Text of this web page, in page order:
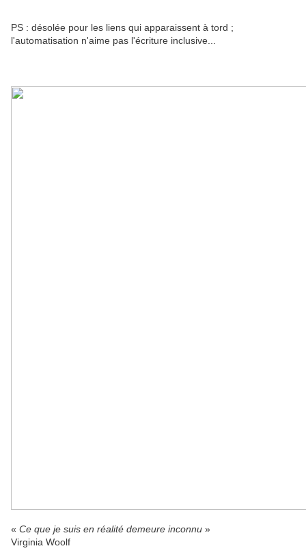
PS : désolée pour les liens qui apparaissent à tord ;
l'automatisation n'aime pas l'écriture inclusive...
« Ce que je suis en réalité demeure inconnu »
Virginia Woolf